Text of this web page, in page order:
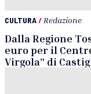
CULTURA/Redazione
Dalla Regione
euro per il
Virgola” di